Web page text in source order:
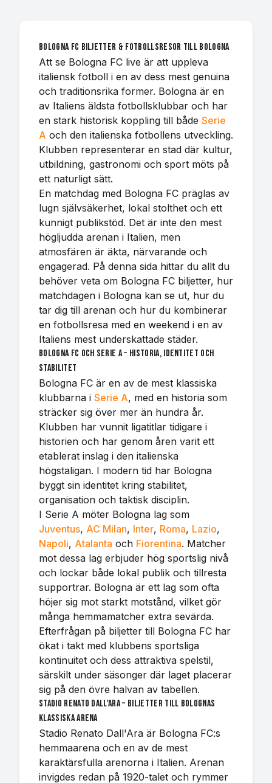
Bologna FC biljetter & fotbollsresor till Bologna
Att se Bologna FC live är att uppleva
italiensk fotboll i en av dess mest genuina
och traditionsrika former. Bologna är en
av Italiens äldsta fotbollsklubbar och har
en stark historisk koppling till både Serie
A och den italienska fotbollens utveckling.
Klubben representerar en stad där kultur,
utbildning, gastronomi och sport möts på
ett naturligt sätt.
En matchdag med Bologna FC präglas av
lugn självsäkerhet, lokal stolthet och ett
kunnigt publikstöd. Det är inte den mest
högljudda arenan i Italien, men
atmosfären är äkta, närvarande och
engagerad. På denna sida hittar du allt du
behöver veta om Bologna FC biljetter, hur
matchdagen i Bologna kan se ut, hur du
tar dig till arenan och hur du kombinerar
en fotbollsresa med en weekend i en av
Italiens mest underskattade städer.
Bologna FC och Serie A – historia, identitet och
stabilitet
Bologna FC är en av de mest klassiska
klubbarna i Serie A, med en historia som
sträcker sig över mer än hundra år.
Klubben har vunnit ligatitlar tidigare i
historien och har genom åren varit ett
etablerat inslag i den italienska
högstaligan. I modern tid har Bologna
byggt sin identitet kring stabilitet,
organisation och taktisk disciplin.
I Serie A möter Bologna lag som
Juventus, AC Milan, Inter, Roma, Lazio,
Napoli, Atalanta och Fiorentina. Matcher
mot dessa lag erbjuder hög sportslig nivå
och lockar både lokal publik och tillresta
supportrar. Bologna är ett lag som ofta
höjer sig mot starkt motstånd, vilket gör
många hemmamatcher extra sevärda.
Efterfrågan på biljetter till Bologna FC har
ökat i takt med klubbens sportsliga
kontinuitet och dess attraktiva spelstil,
särskilt under säsonger där laget placerar
sig på den övre halvan av tabellen.
Stadio Renato Dall'Ara – biljetter till Bolognas
klassiska arena
Stadio Renato Dall'Ara är Bologna FC:s
hemmaarena och en av de mest
karaktärsfulla arenorna i Italien. Arenan
invigdes redan på 1920-talet och rymmer